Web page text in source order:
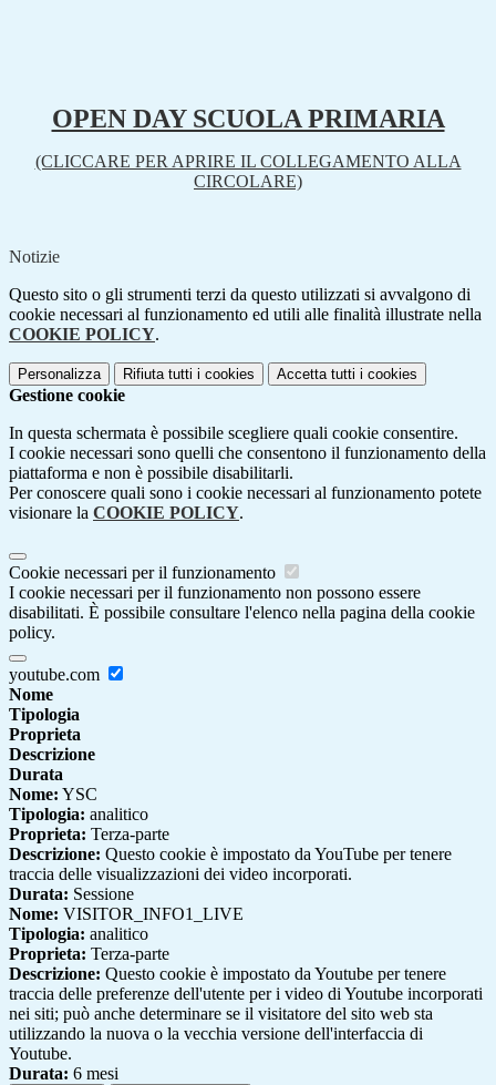
OPEN DAY SCUOLA PRIMARIA
(CLICCARE PER APRIRE IL COLLEGAMENTO ALLA
CIRCOLARE)
Notizie
Questo sito o gli strumenti terzi da questo utilizzati si avvalgono di
cookie necessari al funzionamento ed utili alle finalità illustrate nella
COOKIE POLICY.
Personalizza Rifiuta tutti i cookies Accetta tutti i cookies
Gestione cookie
In questa schermata è possibile scegliere quali cookie consentire.
I cookie necessari sono quelli che consentono il funzionamento della
piattaforma e non è possibile disabilitarli.
Per conoscere quali sono i cookie necessari al funzionamento potete
visionare la COOKIE POLICY.
Cookie necessari per il funzionamento
I cookie necessari per il funzionamento non possono essere
disabilitati. È possibile consultare l'elenco nella pagina della cookie
policy.
youtube.com
Nome
Tipologia
Proprieta
Descrizione
Durata
Nome: YSC
Tipologia: analitico
Proprieta: Terza-parte
Descrizione: Questo cookie è impostato da YouTube per tenere
traccia delle visualizzazioni dei video incorporati.
Durata: Sessione
Nome: VISITOR_INFO1_LIVE
Tipologia: analitico
Proprieta: Terza-parte
Descrizione: Questo cookie è impostato da Youtube per tenere
traccia delle preferenze dell'utente per i video di Youtube incorporati
nei siti; può anche determinare se il visitatore del sito web sta
utilizzando la nuova o la vecchia versione dell'interfaccia di
Youtube.
Durata: 6 mesi